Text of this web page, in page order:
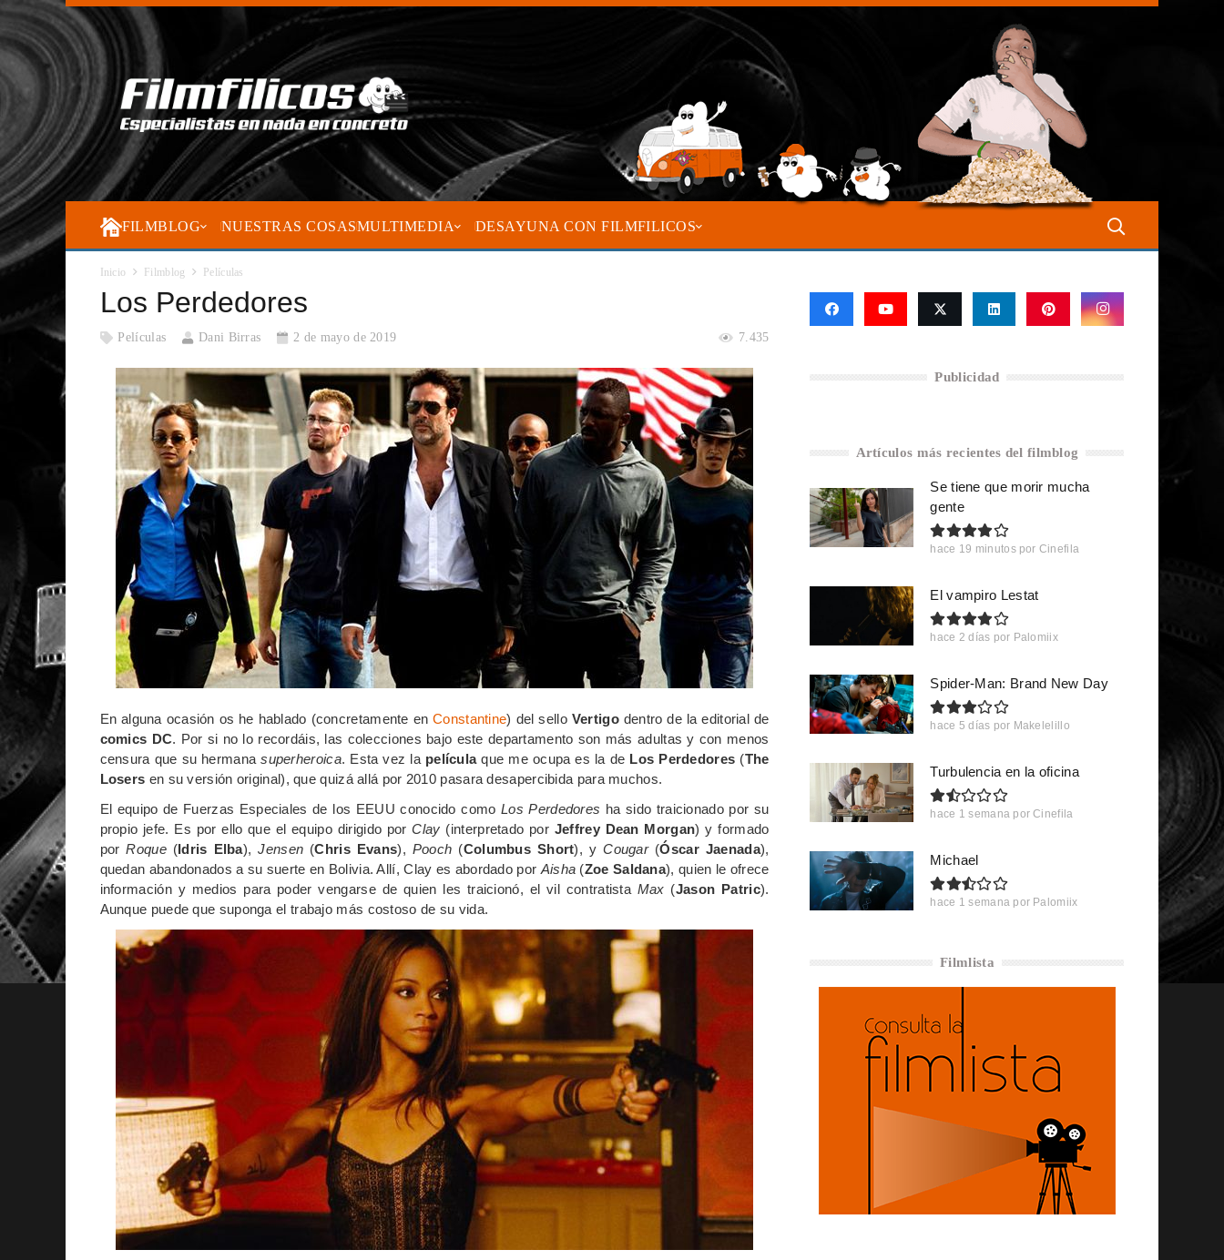
FILMBLOG NUESTRAS COSASMULTIMEDIA DESAYUNA CON FILMFILICOS
Inicio Filmblog Películas
Los Perdedores
Películas Dani Birras 2 de mayo de 2019 7.435
En alguna ocasión os he hablado (concretamente enConstantine) del sello Vertigodentro de la editorial de
comics DC. Por si no lo recordáis, las colecciones bajo este departamento son más adultas y con menos
censura que su hermanasuperheroica. Esta vez la películaque me ocupa es la de Los Perdedores (The
Losers en su versión original), que quizá allá por 2010 pasara desapercibida para muchos.
El equipo de Fuerzas Especiales de los EEUU conocido como Los Perdedores ha sido traicionado por su
propio jefe. Es por ello que el equipo dirigido porClay (interpretado por Jeffrey Dean Morgan) y formado
porRoque(Idris Elba),Jensen (Chris Evans), Pooch (Columbus Short), yCougar(Óscar Jaenada),
quedan abandonados a su suerte en Bolivia. Allí, Clay es abordado por Aisha (Zoe Saldana), quien le ofrece
información y medios para poder vengarse de quien les traicionó, el vil contratista Max (Jason Patric).
Aunque puede que suponga el trabajo más costoso de su vida.
Publicidad
Artículos más recientes del filmblog
Se tiene que morir mucha
gente
hace 19 minutos por Cinefila
El vampiro Lestat
hace 2 días por Palomiix
Spider-Man: Brand New Day
hace 5 días por Makelelillo
Turbulencia en la oficina
hace 1 semana por Cinefila
Michael
hace 1 semana por Palomiix
Filmlista